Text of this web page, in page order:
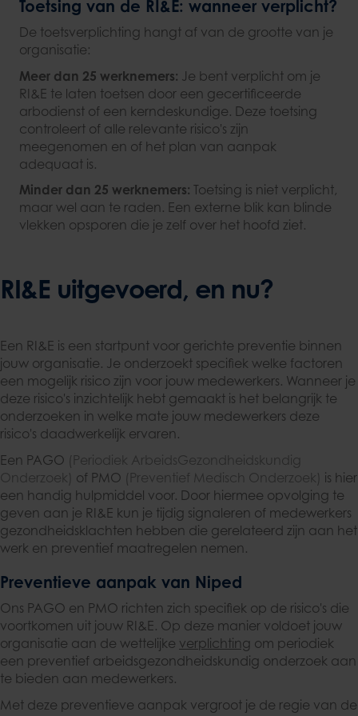
Toetsing van de RI&E: wanneer verplicht?
De toetsverplichting hangt af van de grootte van je
organisatie:
Meer dan 25 werknemers: Je bent verplicht om je
RI&E te laten toetsen door een gecertificeerde
arbodienst of een kerndeskundige. Deze toetsing
controleert of alle relevante risico's zijn
meegenomen en of het plan van aanpak
adequaat is.
Minder dan 25 werknemers: Toetsing is niet verplicht,
maar wel aan te raden. Een externe blik kan blinde
vlekken opsporen die je zelf over het hoofd ziet.
RI&E uitgevoerd, en nu?
Een RI&E is een startpunt voor gerichte preventie binnen
jouw organisatie. Je onderzoekt specifiek welke factoren
een mogelijk risico zijn voor jouw medewerkers. Wanneer je
deze risico's inzichtelijk hebt gemaakt is het belangrijk te
onderzoeken in welke mate jouw medewerkers deze
risico's daadwerkelijk ervaren.
Een PAGO (Periodiek ArbeidsGezondheidskundig
Onderzoek) of PMO (Preventief Medisch Onderzoek) is hier
een handig hulpmiddel voor. Door hiermee opvolging te
geven aan je RI&E kun je tijdig signaleren of medewerkers
gezondheidsklachten hebben die gerelateerd zijn aan het
werk en preventief maatregelen nemen.
Preventieve aanpak van Niped
Ons PAGO en PMO richten zich specifiek op de risico's die
voortkomen uit jouw RI&E. Op deze manier voldoet jouw
organisatie aan de wettelijke verplichting om periodiek
een preventief arbeidsgezondheidskundig onderzoek aan
te bieden aan medewerkers.
Met deze preventieve aanpak vergroot je de regie van de